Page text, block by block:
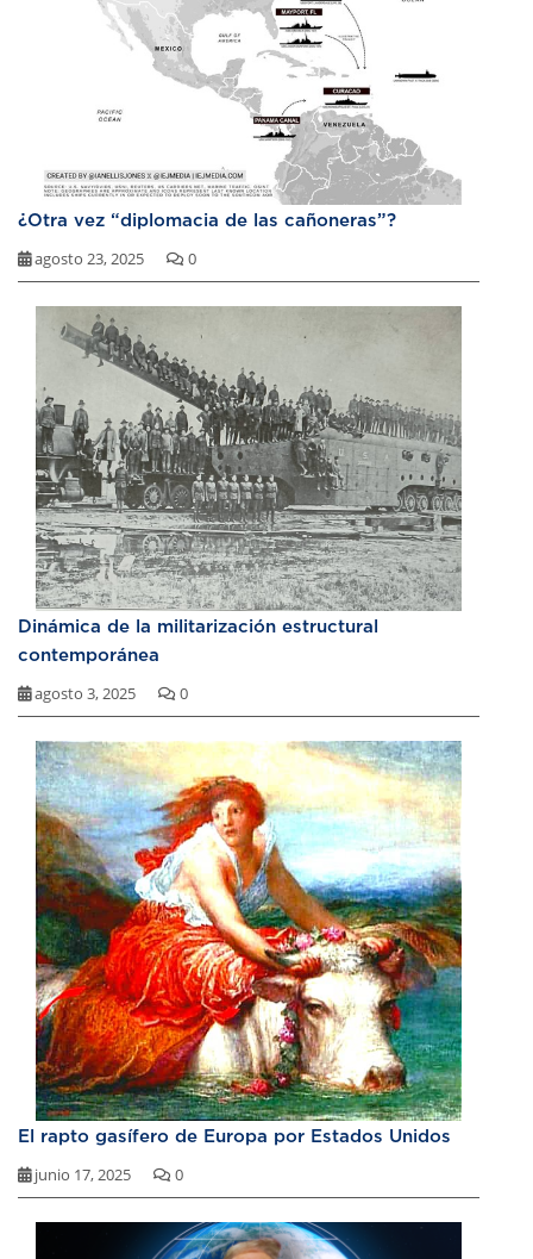
¿Otra vez “diplomacia de las cañoneras”?
agosto 23, 2025 0
Dinámica de la militarización estructural
contemporánea
agosto 3, 2025 0
El rapto gasífero de Europa por Estados Unidos
junio 17, 2025 0